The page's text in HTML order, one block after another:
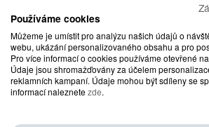
Používáme cookies
Můžeme je umístit pro analýzu našich údajů o
webu, ukázání personalizovaného obsahu a pro
Pro více informací o cookies používáme otevřené
Údaje jsou shromažďovány za účelem
reklamních kampaní. Údaje mohou být sdíleny se
informací naleznetezde.